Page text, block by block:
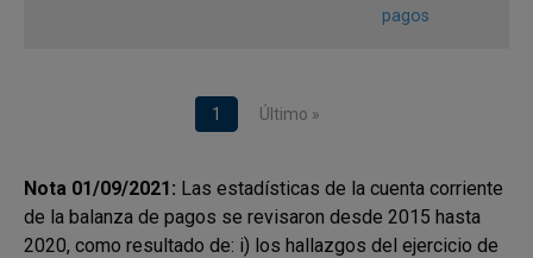
2. Evolución trimestral y anual de la
de la balanza de pagos de Colombia
a) Cuenta corriente
pagos
Página actual
1 Última página
Último »
Nota 01/09/2021: Las estadísticas de la cuenta corriente
de la balanza de pagos se revisaron desde 2015 hasta
2020, como resultado de: i) los hallazgos del ejercicio de